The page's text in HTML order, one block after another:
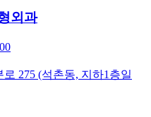
외과
275 (석촌동, 지하1층일